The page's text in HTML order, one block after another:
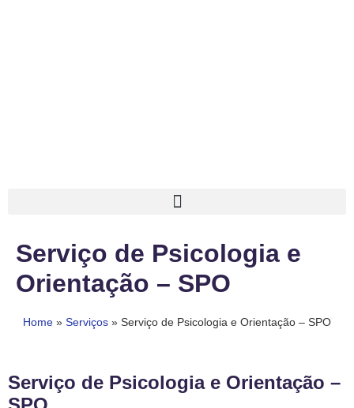
Serviço de Psicologia e
Orientação – SPO
Home » Serviços » Serviço de Psicologia e Orientação – SPO
Serviço de Psicologia e Orientação –